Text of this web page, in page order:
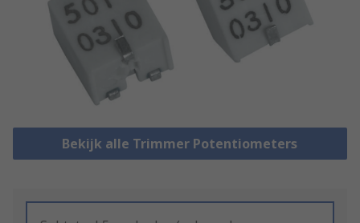
Bekijk alle Trimmer Potentiometers